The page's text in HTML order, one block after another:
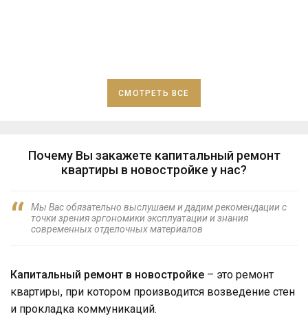
СМОТРЕТЬ ВСЕ
Почему Вы закажете капитальный ремонт
квартиры в новостройке у нас?
Мы Вас обязательно выслушаем и дадим рекомендации с
точки зрения эргономики эксплуатации и знания
современных отделочных материалов
Капитальный ремонт в новостройке – это ремонт
квартиры, при котором производится возведение стен
и прокладка коммуникаций.